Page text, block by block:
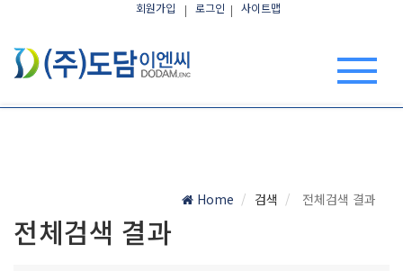
회원가입 로그인 사이트맵
Home 검색 전체검색 결과
전체검색 결과